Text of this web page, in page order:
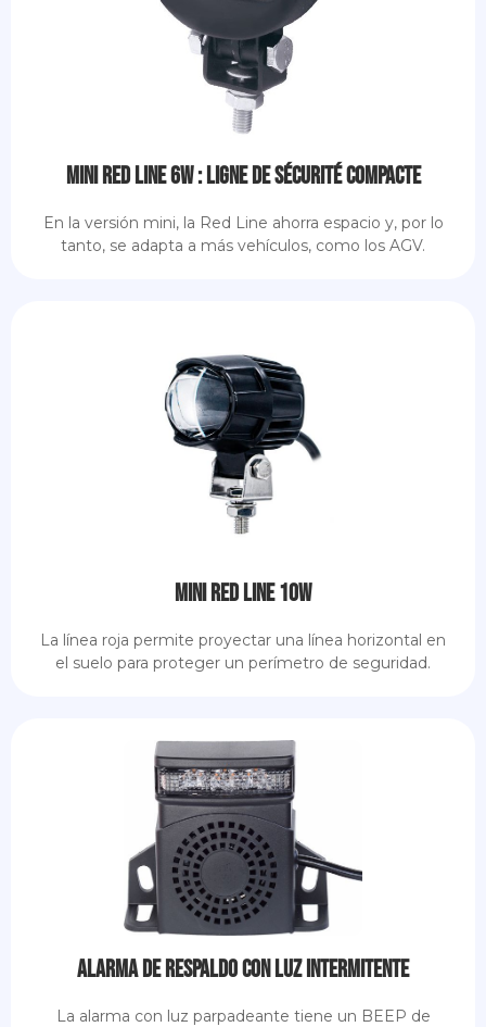
Mini Red Line 6W : ligne de sécurité compacte
En la versión mini, la Red Line ahorra espacio y, por lo
tanto, se adapta a más vehículos, como los AGV.
Mini Red Line 10W
La línea roja permite proyectar una línea horizontal en
el suelo para proteger un perímetro de seguridad.
Alarma de respaldo con luz intermitente
La alarma con luz parpadeante tiene un BEEP de